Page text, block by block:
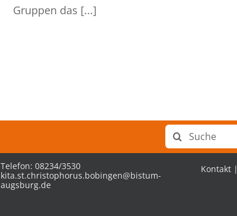
Gruppen das [...]
Suche
nach:
Telefon: 08234/3530
kita.st.christophorus.bobingen@bistum-
augsburg.de
Kontakt|